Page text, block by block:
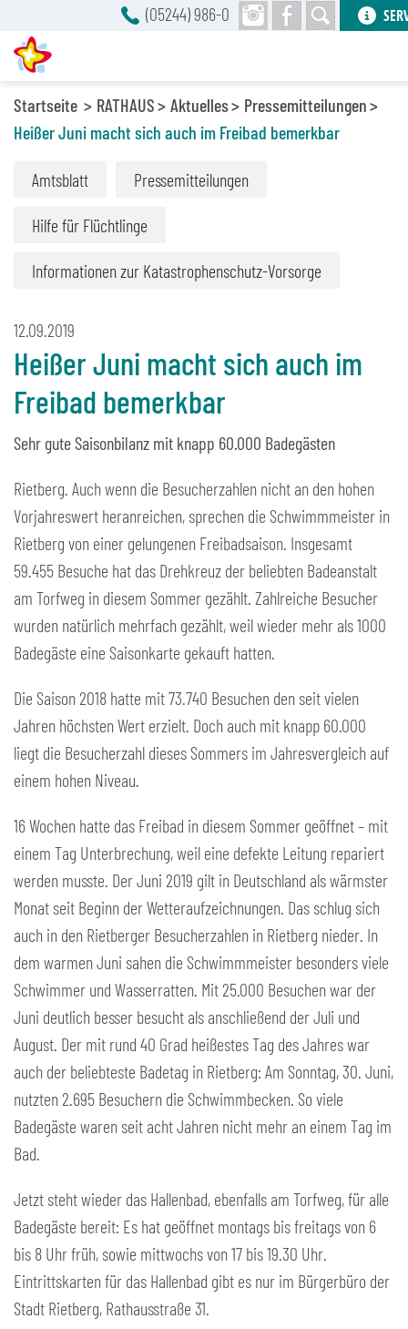
Startseite RATHAUS Aktuelles
Pressemitteilungen
Heißer Juni macht sich auch im Freibad bemerkbar
Amtsblatt Pressemitteilungen
Hilfe für Flüchtlinge
Informationen zur Katastrophenschutz-Vorsorge
12.09.2019
Heißer Juni macht sich auch im
Freibad bemerkbar
Sehr gute Saisonbilanz mit knapp 60.000 Badegästen
Rietberg. Auch wenn die Besucherzahlen nicht an den hohen
Vorjahreswert heranreichen, sprechen die Schwimmmeister in
Rietberg von einer gelungenen Freibadsaison. Insgesamt
59.455 Besuche hat das Drehkreuz der beliebten Badeanstalt
am Torfweg in diesem Sommer gezählt. Zahlreiche Besucher
wurden natürlich mehrfach gezählt, weil wieder mehr als 1000
Badegäste eine Saisonkarte gekauft hatten.
Die Saison 2018 hatte mit 73.740 Besuchen den seit vielen
Jahren höchsten Wert erzielt. Doch auch mit knapp 60.000
liegt die Besucherzahl dieses Sommers im Jahresvergleich auf
einem hohen Niveau.
16 Wochen hatte das Freibad in diesem Sommer geöffnet – mit
einem Tag Unterbrechung, weil eine defekte Leitung repariert
werden musste. Der Juni 2019 gilt in Deutschland als wärmster
Monat seit Beginn der Wetteraufzeichnungen. Das schlug sich
auch in den Rietberger Besucherzahlen in Rietberg nieder. In
dem warmen Juni sahen die Schwimmmeister besonders viele
Schwimmer und Wasserratten. Mit 25.000 Besuchen war der
Juni deutlich besser besucht als anschließend der Juli und
August. Der mit rund 40 Grad heißestes Tag des Jahres war
auch der beliebteste Badetag in Rietberg: Am Sonntag, 30. Juni,
nutzten 2.695 Besuchern die Schwimmbecken. So viele
Badegäste waren seit acht Jahren nicht mehr an einem Tag im
Bad.
Jetzt steht wieder das Hallenbad, ebenfalls am Torfweg, für alle
Badegäste bereit: Es hat geöffnet montags bis freitags von 6
bis 8 Uhr früh, sowie mittwochs von 17 bis 19.30 Uhr.
Eintrittskarten für das Hallenbad gibt es nur im Bürgerbüro der
Stadt Rietberg, Rathausstraße 31.
(05244) 986-0